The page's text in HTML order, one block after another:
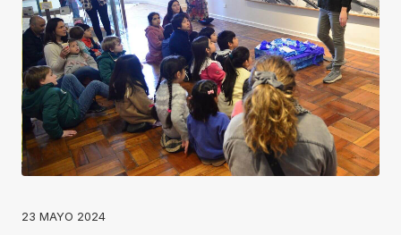
23 MAYO 2024